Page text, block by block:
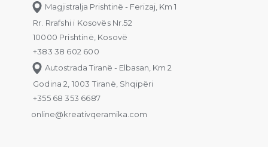
Magjistralja Prishtinë - Ferizaj, Km 1
Rr. Rrafshi i Kosovës Nr.52
10000 Prishtinë, Kosovë
+383 38 602 600
Autostrada Tiranë - Elbasan, Km 2
Godina 2, 1003 Tiranë, Shqipëri
+355 68 353 6687
online@kreativqeramika.com